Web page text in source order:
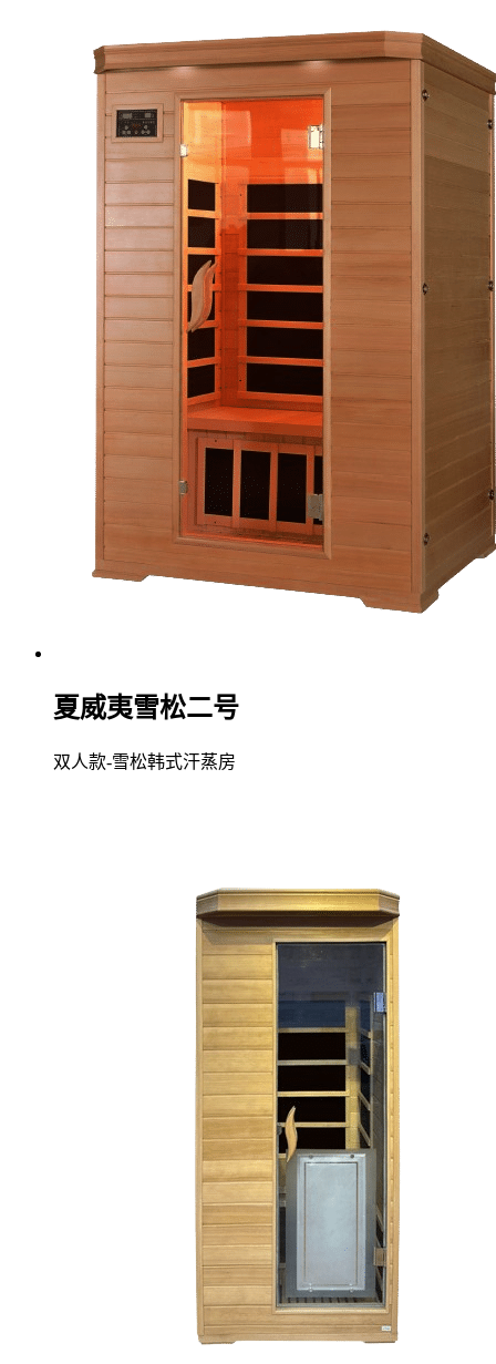
夏威夷雪松二号
双人款-雪松韩式汗蒸房